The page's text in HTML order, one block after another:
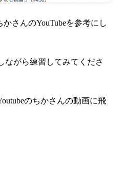
さんのYouTubeを参考にし
ながら練習してみてくださ
のちかさんの動画に飛